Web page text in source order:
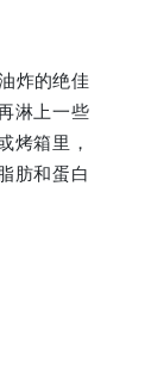
炸的绝佳
淋上一些
烤箱里，
肪和蛋白